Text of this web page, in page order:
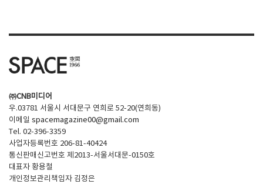
㈜CNB미디어
우.03781 서울시 서대문구 연희로 52-20(연희동)
이메일 spacemagazine00@gmail.com
Tel. 02-396-3359
사업자등록번호 206-81-40424
통신판매신고번호 제2013-서울서대문-0150호
대표자 황용철
개인정보관리책임자 김정은